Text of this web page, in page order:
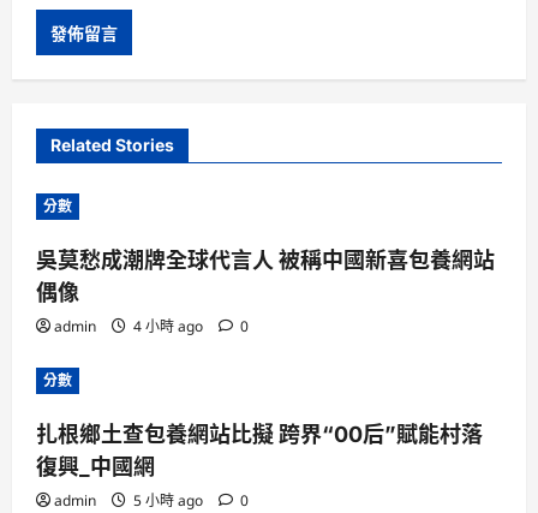
Related Stories
分數
吳莫愁成潮牌全球代言人 被稱中國新喜包養網站
偶像
admin 4 小時 ago 0
分數
扎根鄉土查包養網站比擬 跨界“00后”賦能村落
復興_中國網
admin 5 小時 ago 0